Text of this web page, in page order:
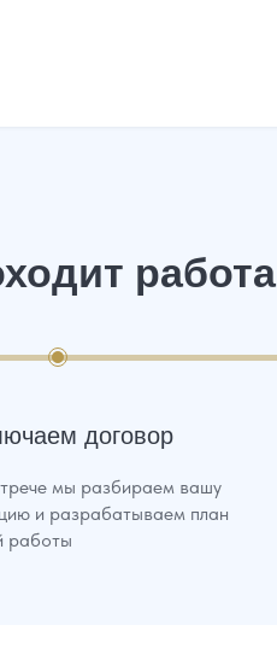
работа
мы разбираем вашу
и разрабатываем план
работы
договор